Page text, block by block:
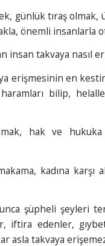
günlük tıraş
önemli insanlarla
insan takvaya nasıl
erişmesinin en
bilip,
hak ve
kadına karşı
şüpheli şeyleri
iftira edenler,
asla takvaya